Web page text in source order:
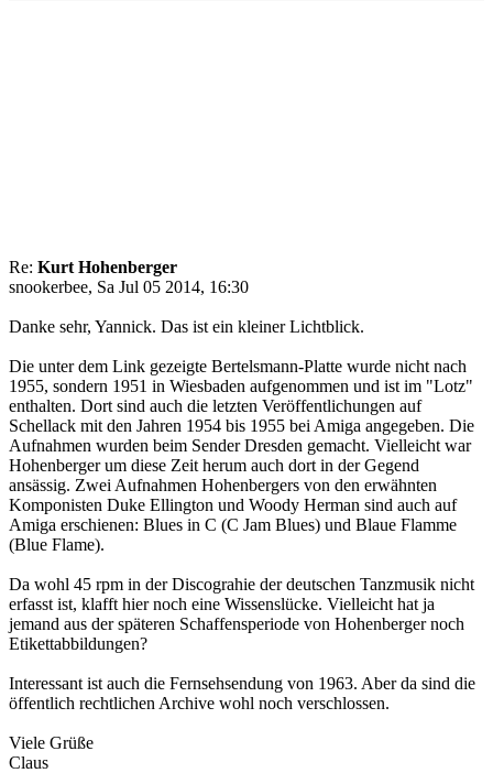
Re: Kurt Hohenberger
snookerbee, Sa Jul 05 2014, 16:30
Danke sehr, Yannick. Das ist ein kleiner Lichtblick.
Die unter dem Link gezeigte Bertelsmann-Platte wurde nicht nach
1955, sondern 1951 in Wiesbaden aufgenommen und ist im "Lotz"
enthalten. Dort sind auch die letzten Veröffentlichungen auf
Schellack mit den Jahren 1954 bis 1955 bei Amiga angegeben. Die
Aufnahmen wurden beim Sender Dresden gemacht. Vielleicht war
Hohenberger um diese Zeit herum auch dort in der Gegend
ansässig. Zwei Aufnahmen Hohenbergers von den erwähnten
Komponisten Duke Ellington und Woody Herman sind auch auf
Amiga erschienen: Blues in C (C Jam Blues) und Blaue Flamme
(Blue Flame).
Da wohl 45 rpm in der Discograhie der deutschen Tanzmusik nicht
erfasst ist, klafft hier noch eine Wissenslücke. Vielleicht hat ja
jemand aus der späteren Schaffensperiode von Hohenberger noch
Etikettabbildungen?
Interessant ist auch die Fernsehsendung von 1963. Aber da sind die
öffentlich rechtlichen Archive wohl noch verschlossen.
Viele Grüße
Claus